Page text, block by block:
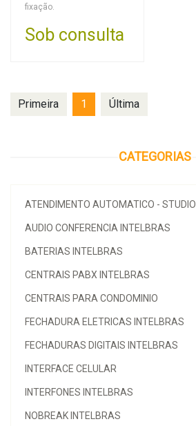
CATEGORIAS
ATENDIMENTO AUTOMATICO - STUDIO
AUDIO CONFERENCIA INTELBRAS
BATERIAS INTELBRAS
CENTRAIS PABX INTELBRAS
CENTRAIS PARA CONDOMINIO
FECHADURA ELETRICAS INTELBRAS
FECHADURAS DIGITAIS INTELBRAS
INTERFACE CELULAR
INTERFONES INTELBRAS
NOBREAK INTELBRAS
fixação.
Sob consulta
Primeira 1 Última